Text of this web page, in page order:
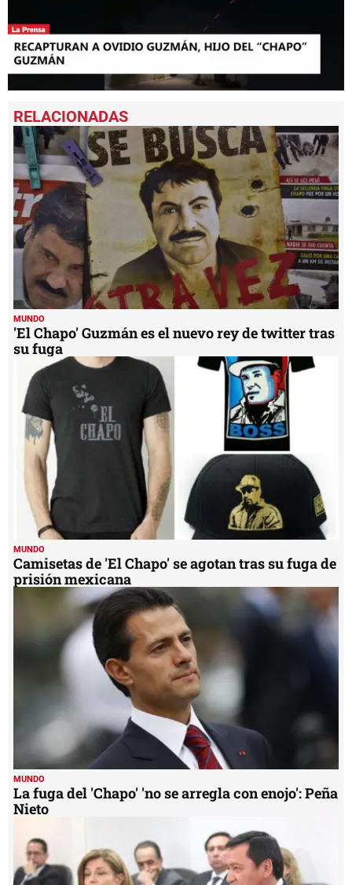
seconds
of
4
minutes,
13
seconds
MUNDO
'El Chapo' Guzmán es el nuevo rey de twitter tras
su fuga
MUNDO
Camisetas de 'El Chapo' se agotan tras su fuga de
prisión mexicana
MUNDO
La fuga del 'Chapo' 'no se arregla con enojo': Peña
Nieto